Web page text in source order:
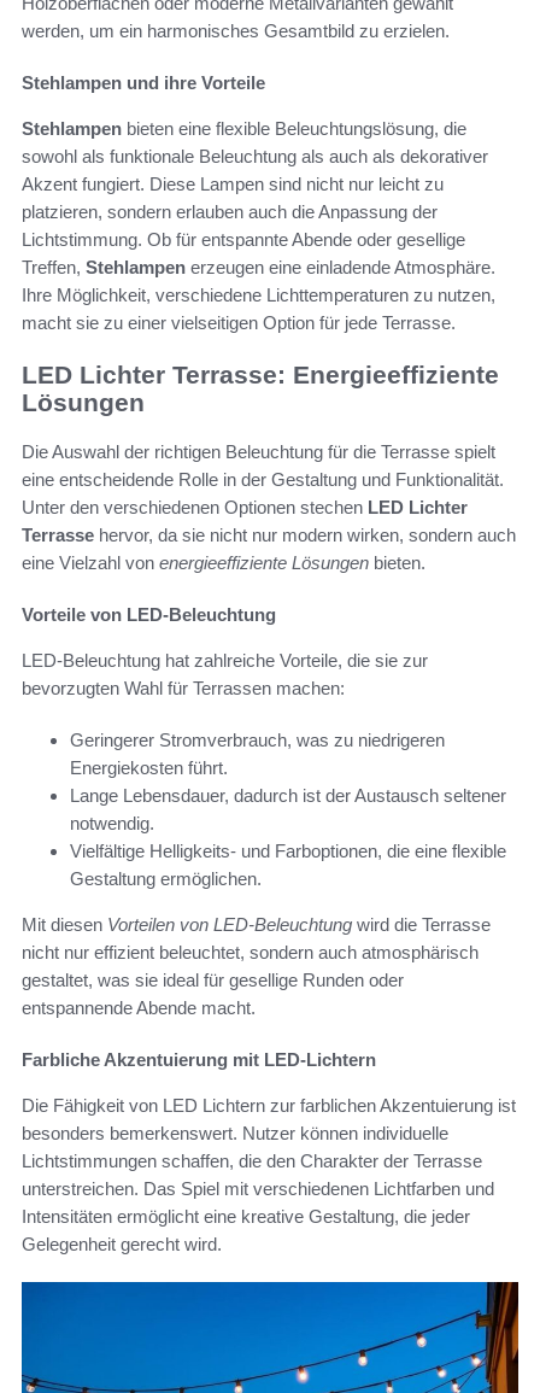
werden, um ein harmonisches Gesamtbild zu erzielen.
Stehlampen und ihre Vorteile
Stehlampen bieten eine flexible Beleuchtungslösung, die
sowohl als funktionale Beleuchtung als auch als dekorativer
Akzent fungiert. Diese Lampen sind nicht nur leicht zu
platzieren, sondern erlauben auch die Anpassung der
Lichtstimmung. Ob für entspannte Abende oder gesellige
Treffen, Stehlampen erzeugen eine einladende Atmosphäre.
Ihre Möglichkeit, verschiedene Lichttemperaturen zu nutzen,
macht sie zu einer vielseitigen Option für jede Terrasse.
LED Lichter Terrasse: Energieeffiziente
Lösungen
Die Auswahl der richtigen Beleuchtung für die Terrasse spielt
eine entscheidende Rolle in der Gestaltung und Funktionalität.
Unter den verschiedenen Optionen stechen LED Lichter
Terrasse hervor, da sie nicht nur modern wirken, sondern auch
eine Vielzahl von energieeffiziente Lösungen bieten.
Vorteile von LED-Beleuchtung
LED-Beleuchtung hat zahlreiche Vorteile, die sie zur
bevorzugten Wahl für Terrassen machen:
Geringerer Stromverbrauch, was zu niedrigeren
Energiekosten führt.
Lange Lebensdauer, dadurch ist der Austausch seltener
notwendig.
Vielfältige Helligkeits- und Farboptionen, die eine flexible
Gestaltung ermöglichen.
Mit diesen Vorteilen von LED-Beleuchtung wird die Terrasse
nicht nur effizient beleuchtet, sondern auch atmosphärisch
gestaltet, was sie ideal für gesellige Runden oder
entspannende Abende macht.
Farbliche Akzentuierung mit LED-Lichtern
Die Fähigkeit von LED Lichtern zur farblichen Akzentuierung ist
besonders bemerkenswert. Nutzer können individuelle
Lichtstimmungen schaffen, die den Charakter der Terrasse
unterstreichen. Das Spiel mit verschiedenen Lichtfarben und
Intensitäten ermöglicht eine kreative Gestaltung, die jeder
Gelegenheit gerecht wird.